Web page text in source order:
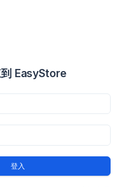
EasyStore
登入